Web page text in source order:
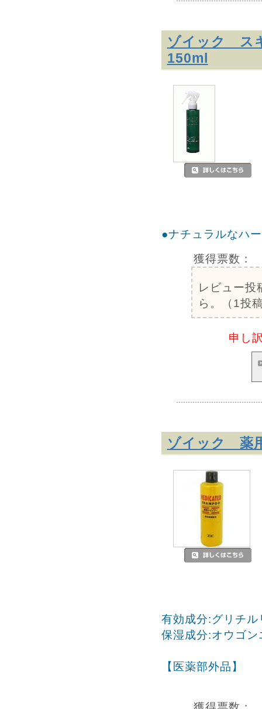
ゾイック ス
150ml
●ナチュラルなハ
獲得票数：
レビュー投
ら。（1投
申し
ゾイック 薬
有効成分:グリチ
保湿成分:オウゴ
【医薬部外品】